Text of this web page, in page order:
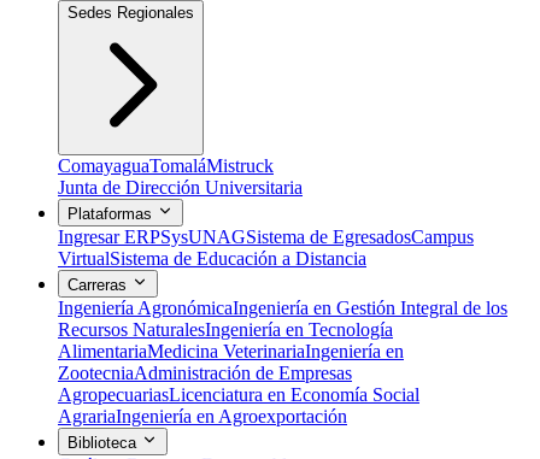
Sedes Regionales
ComayaguaTomaláMistruck
Junta de Dirección Universitaria
Plataformas
Ingresar ERPSysUNAGSistema de EgresadosCampus
VirtualSistema de Educación a Distancia
Carreras
Ingeniería AgronómicaIngeniería en Gestión Integral de los
Recursos NaturalesIngeniería en Tecnología
AlimentariaMedicina VeterinariaIngeniería en
ZootecniaAdministración de Empresas
AgropecuariasLicenciatura en Economía Social
AgrariaIngeniería en Agroexportación
Biblioteca